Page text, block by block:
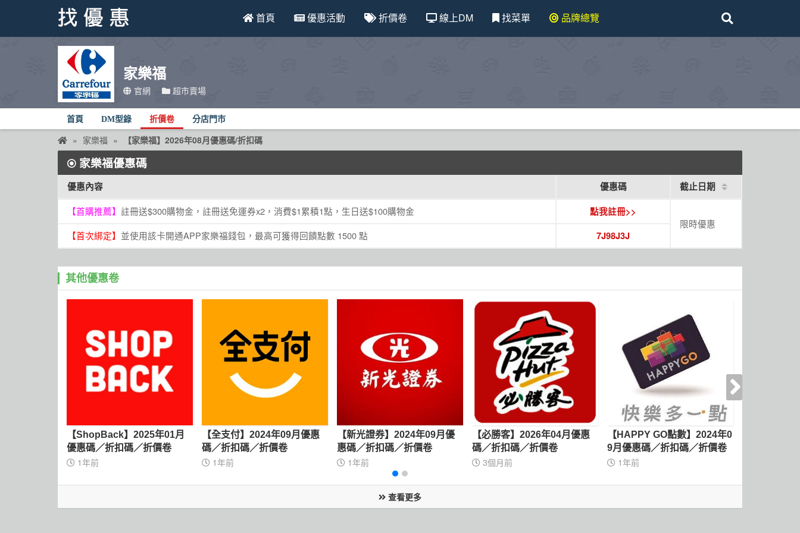
首頁 優惠活動 折價卷 線上DM 找菜單 品牌總覽
家樂福
官網 超市賣場
首頁 DM型錄 折價卷 分店門市
家樂福 【家樂福】2026年08月優惠碼/折扣碼
家樂福優惠碼
優惠內容 優惠碼
截止日期
【首購推薦】 註冊送$300購物金，註冊送免運券x2，消費$1累積1點，生日送$100購物金
點我註冊>>
限時優惠
【首次綁定】 並使用該卡開通APP家樂福錢包，最高可獲得回饋點數 1500 點 7J98J3J
其他優惠卷
【ShopBack】2025年01月
優惠碼／折扣碼／折價卷
1年前
【全支付】2024年09月優惠
碼／折扣碼／折價卷
1年前
【新光證券】2024年09月優
惠碼／折扣碼／折價卷
1年前
【必勝客】2026年04月優惠
碼／折扣碼／折價卷
3個月前
【HAPPY GO點數】2024年0
9月優惠碼／折扣碼／折價卷
1年前
查看更多
找優惠